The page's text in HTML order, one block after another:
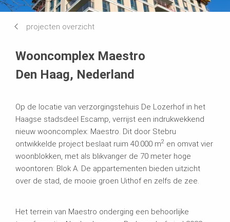
projecten overzicht
Wooncomplex Maestro
Den Haag, Nederland
Op de locatie van verzorgingstehuis De Lozerhof in het
Haagse stadsdeel Escamp, verrijst een indrukwekkend
nieuw wooncomplex: Maestro. Dit door Stebru
ontwikkelde project beslaat ruim 40.000 m2 en omvat vier
woonblokken, met als blikvanger de 70 meter hoge
woontoren: Blok A. De appartementen bieden uitzicht
over de stad, de mooie groen Uithof en zelfs de zee.
Het terrein van Maestro onderging een behoorlijke